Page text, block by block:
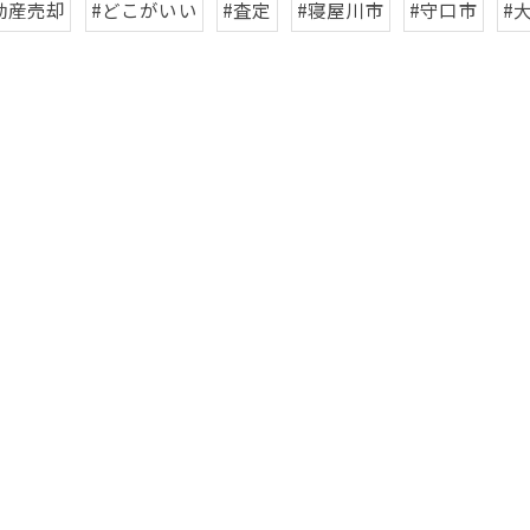
産売却 #どこがいい #査定 #寝屋川市 #守口市 #